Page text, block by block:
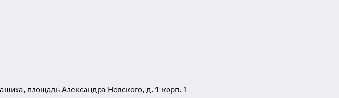
площадь Александра Невского, д. 1 корп. 1